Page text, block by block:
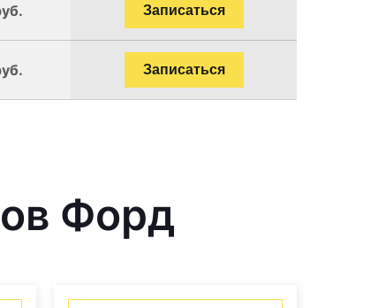
Записаться
Записаться
Форд